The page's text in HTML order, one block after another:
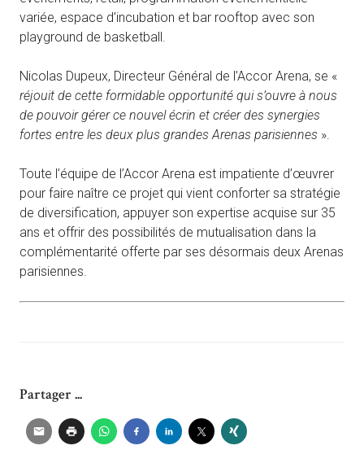
variée, espace d’incubation et bar rooftop avec son
playground de basketball.
Nicolas Dupeux, Directeur Général de l’Accor Arena, se «
réjouit de cette formidable opportunité qui s’ouvre à nous
de pouvoir gérer ce nouvel écrin et créer des synergies
fortes entre les deux plus grandes Arenas parisiennes ».
Toute l’équipe de l’Accor Arena est impatiente d’œuvrer
pour faire naître ce projet qui vient conforter sa stratégie
de diversification, appuyer son expertise acquise sur 35
ans et offrir des possibilités de mutualisation dans la
complémentarité offerte par ses désormais deux Arenas
parisiennes.
Partager ...